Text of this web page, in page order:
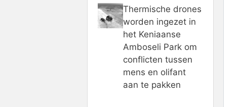
Thermische drones
worden ingezet in
het Keniaanse
Amboseli Park om
conflicten tussen
mens en olifant
aan te pakken